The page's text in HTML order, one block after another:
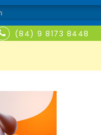
(84) 9 8173 8448